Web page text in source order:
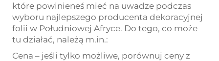
które powinieneś mieć na uwadze podczas
wyboru najlepszego producenta dekoracyjnej
folii w Południowej Afryce. Do tego, co może
tu działać, należą m.in.:
Cena – jeśli tylko możliwe, porównuj ceny z